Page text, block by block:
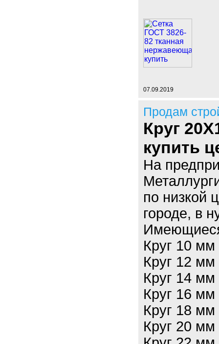
07.09.2019
Продам
Круг
купить
На
по низкой
городе, в
Круг 10
Круг 12
Круг 14
Круг 16
Круг 18
Круг 20